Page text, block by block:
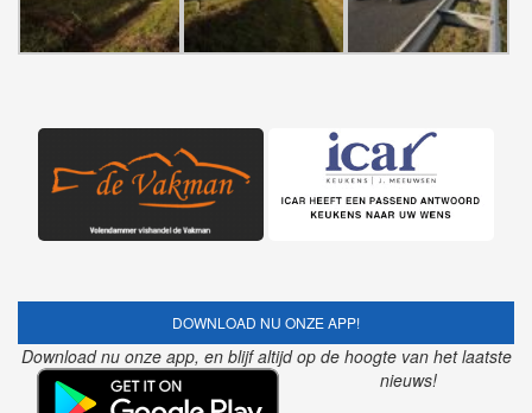
DOWNLOAD NU ONZE APP!
Download nu onze app, en blijf altijd op de hoogte van het laatste
nieuws!